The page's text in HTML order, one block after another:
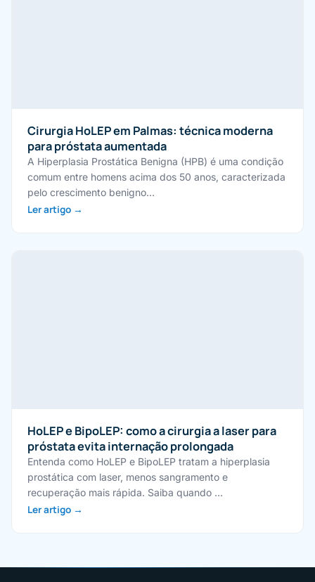
Cirurgia HoLEP em Palmas: técnica moderna
para próstata aumentada
A Hiperplasia Prostática Benigna (HPB) é uma condição
comum entre homens acima dos 50 anos, caracterizada
pelo crescimento benigno…
Ler artigo →
HoLEP e BipoLEP: como a cirurgia a laser para
próstata evita internação prolongada
Entenda como HoLEP e BipoLEP tratam a hiperplasia
prostática com laser, menos sangramento e
recuperação mais rápida. Saiba quando …
Ler artigo →